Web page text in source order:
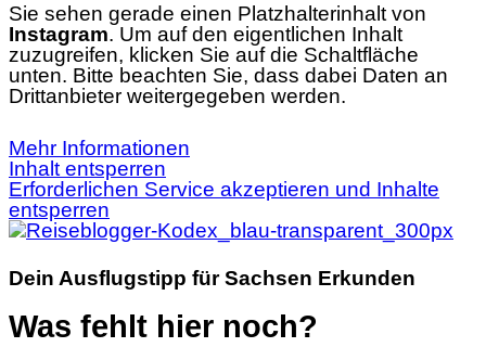
Sie sehen gerade einen Platzhalterinhalt von
Instagram. Um auf den eigentlichen Inhalt
zuzugreifen, klicken Sie auf die Schaltfläche
unten. Bitte beachten Sie, dass dabei Daten an
Drittanbieter weitergegeben werden.
Mehr Informationen
Inhalt entsperren
Erforderlichen Service akzeptieren und Inhalte
entsperren
Dein Ausflugstipp für Sachsen Erkunden
Was fehlt hier noch?